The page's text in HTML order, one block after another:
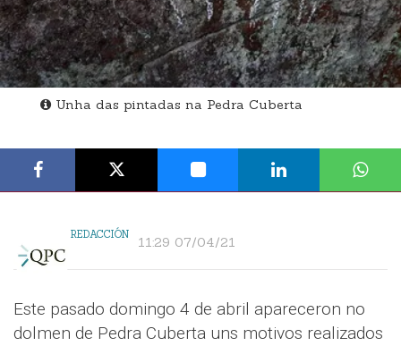
Unha das pintadas na Pedra Cuberta
REDACCIÓN 11:29 07/04/21
Este pasado domingo 4 de abril apareceron no
dolmen de Pedra Cuberta uns motivos realizados